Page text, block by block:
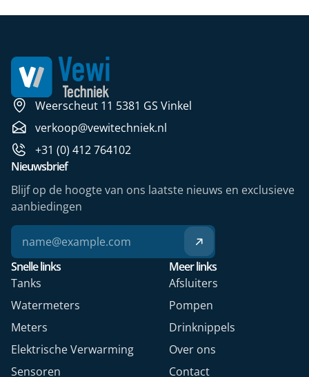
Weerscheut 11 5381 GS Vinkel
verkoop@vewitechniek.nl
+31 (0) 412 764102
Snelle links
Tanks
Watermeters
Meters
Elektrische Verwarming
Sensoren
Meer links
Afsluiters
Pompen
Drinknippels
Over ons
Contact
Nieuwsbrief
Blijf op de hoogte van ons laatste nieuws en exclusieve
aanbiedingen